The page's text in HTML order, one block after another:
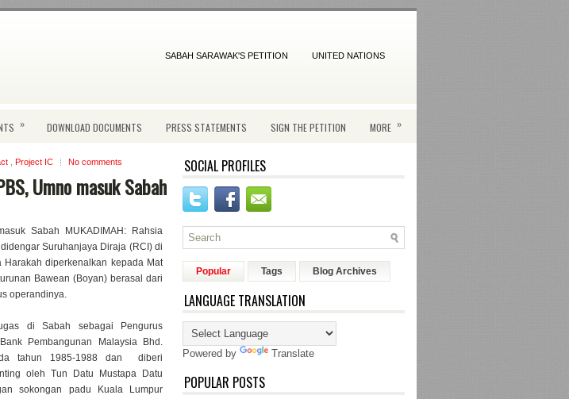
SABAH SARAWAK'S PETITION UNITED NATIONS
» DOWNLOAD DOCUMENTS PRESS STATEMENTS SIGN THE PETITION MORE »
Project IC No comments
Umno masuk Sabah
Sabah MUKADIMAH: Rahsia
Suruhanjaya Diraja (RCI) di
diperkenalkan kepada Mat
Bawean (Boyan) berasal dari
operandinya.
di Sabah sebagai Pengurus
Pembangunan Malaysia Bhd.
tahun 1985-1988 dan diberi
oleh Tun Datu Mustapa Datu
sokongan padu Kuala Lumpur
SOCIAL PROFILES
Popular Tags Blog Archives
LANGUAGE TRANSLATION
Powered by Translate
POPULAR POSTS